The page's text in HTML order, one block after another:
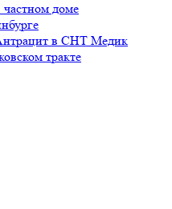
доме
в СНТ Медик
тракте